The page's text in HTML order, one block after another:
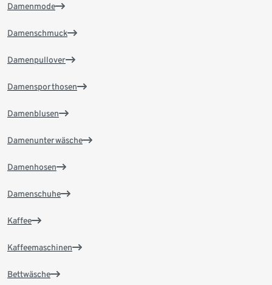
Damenmode
Damenschmuck
Damenpullover
Damensporthosen
Damenblusen
Damenunterwäsche
Damenhosen
Damenschuhe
Kaffee
Kaffeemaschinen
Bettwäsche